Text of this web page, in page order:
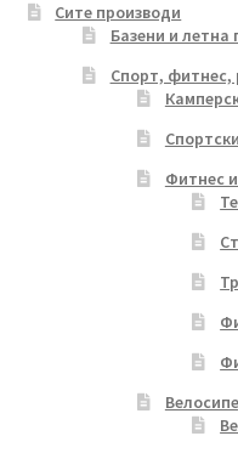
Сите производи
Базени и летна
Спорт, фитнес,
Фитнес